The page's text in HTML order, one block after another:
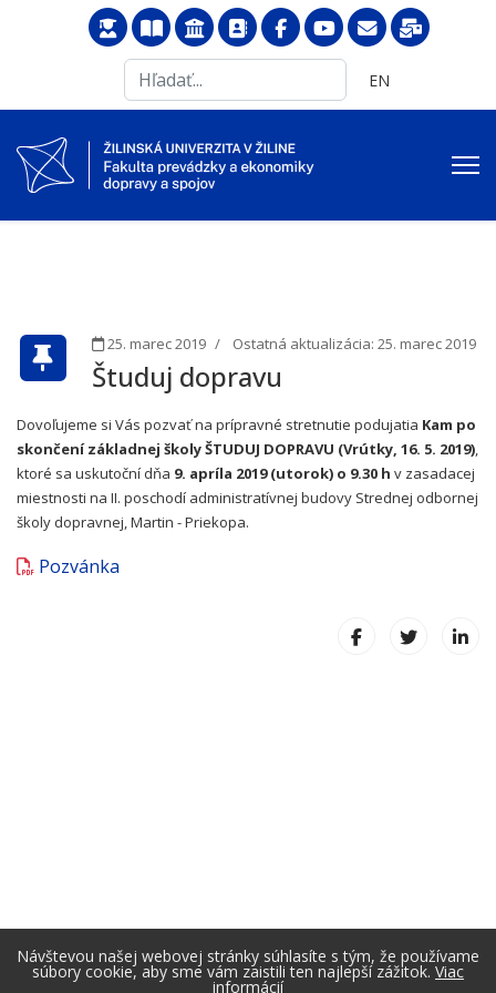
...
Vyberte váš jazyk
EN
25. marec 2019 Ostatná aktualizácia: 25. marec 2019
Študuj dopravu
Dovoľujeme si Vás pozvať na prípravné stretnutie podujatia Kam po
skončení základnej školy ŠTUDUJ DOPRAVU (Vrútky, 16. 5. 2019),
ktoré sa uskutoční dňa 9. apríla 2019 (utorok) o 9.30 h v zasadacej
miestnosti na II. poschodí administratívnej budovy Strednej odbornej
školy dopravnej, Martin - Priekopa.
Pozvánka
Návštevou našej webovej stránky súhlasíte s tým, že používame
súbory cookie, aby sme vám zaistili ten najlepší zážitok. Viac
informácií